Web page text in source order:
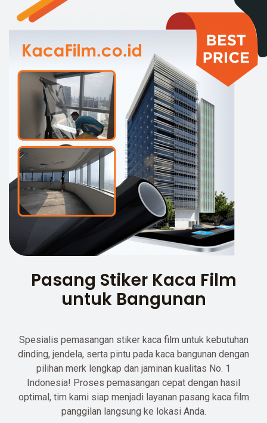
Pasang Stiker Kaca Film
untuk Bangunan
Spesialis pemasangan stiker kaca film untuk kebutuhan
dinding, jendela, serta pintu pada kaca bangunan dengan
pilihan merk lengkap dan jaminan kualitas No. 1
Indonesia! Proses pemasangan cepat dengan hasil
optimal, tim kami siap menjadi layanan pasang kaca film
panggilan langsung ke lokasi Anda.